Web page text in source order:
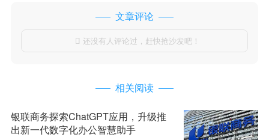
文章评论
 还没有人评论过，赶快抢沙发吧！
相关阅读
银联商务探索ChatGPT应用，升级推
出新一代数字化办公智慧助手